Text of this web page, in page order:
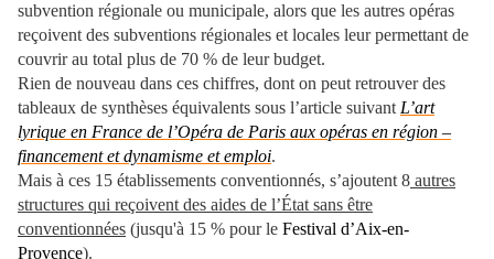
subvention régionale ou municipale, alors que les autres opéras
reçoivent des subventions régionales et locales leur permettant de
couvrir au total plus de 70 % de leur budget.
Rien de nouveau dans ces chiffres, dont on peut retrouver des
tableaux de synthèses équivalents sous l’article suivant L’art
lyrique en France de l’Opéra de Paris aux opéras en région –
financement et dynamisme et emploi.
Mais à ces 15 établissements conventionnés, s’ajoutent 8 autres
structures qui reçoivent des aides de l’État sans être
conventionnées (jusqu'à 15 % pour le Festival d’Aix-en-
Provence).